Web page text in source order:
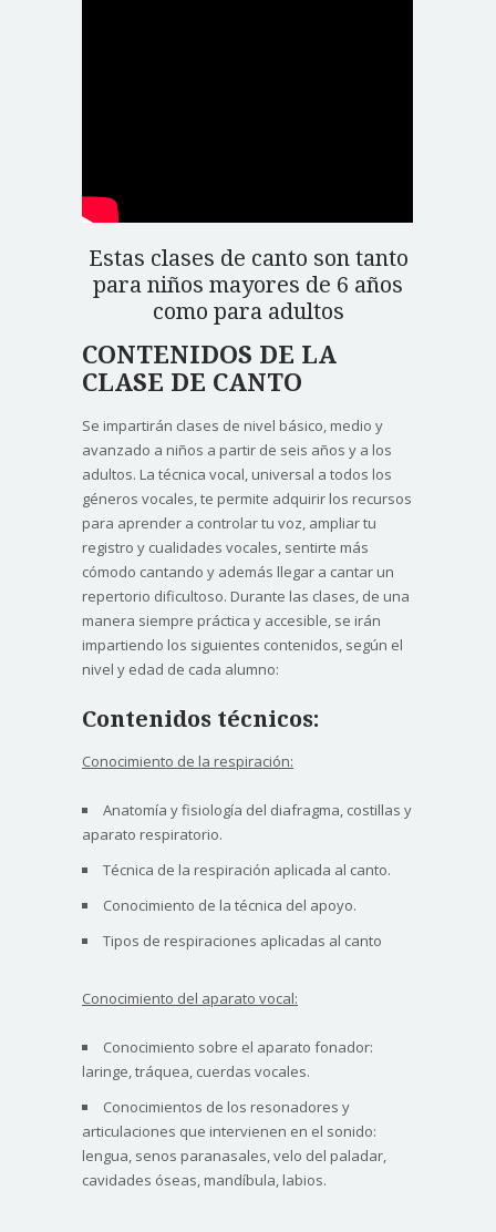
Estas clases de canto son tanto
para niños mayores de 6 años
como para adultos
CONTENIDOS DE LA
CLASE DE CANTO
Se impartirán clases de nivel básico, medio y
avanzado a niños a partir de seis años y a los
adultos. La técnica vocal, universal a todos los
géneros vocales, te permite adquirir los recursos
para aprender a controlar tu voz, ampliar tu
registro y cualidades vocales, sentirte más
cómodo cantando y además llegar a cantar un
repertorio dificultoso. Durante las clases, de una
manera siempre práctica y accesible, se irán
impartiendo los siguientes contenidos, según el
nivel y edad de cada alumno:
Contenidos técnicos:
Conocimiento de la respiración:
Anatomía y fisiología del diafragma, costillas y
aparato respiratorio.
Técnica de la respiración aplicada al canto.
Conocimiento de la técnica del apoyo.
Tipos de respiraciones aplicadas al canto
Conocimiento del aparato vocal:
Conocimiento sobre el aparato fonador:
laringe, tráquea, cuerdas vocales.
Conocimientos de los resonadores y
articulaciones que intervienen en el sonido:
lengua, senos paranasales, velo del paladar,
cavidades óseas, mandíbula, labios.